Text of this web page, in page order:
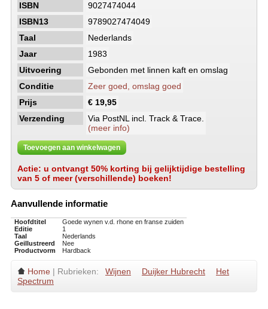
ISBN
9027474044
ISBN13
9789027474049
Taal
Nederlands
Jaar
1983
Uitvoering
Gebonden met linnen kaft en omslag
Conditie
Zeer goed, omslag goed
Prijs
€ 19,95
Verzending
Via PostNL incl. Track & Trace.
(meer info)
Toevoegen aan winkelwagen
Actie: u ontvangt 50% korting bij gelijktijdige bestelling
van 5 of meer (verschillende) boeken!
Aanvullende informatie
Hoofdtitel
Goede wynen v.d. rhone en franse zuiden
Editie
1
Taal
Nederlands
Geillustreerd
Nee
Productvorm
Hardback
Home | Rubrieken: Wijnen Duijker Hubrecht
Het
Spectrum